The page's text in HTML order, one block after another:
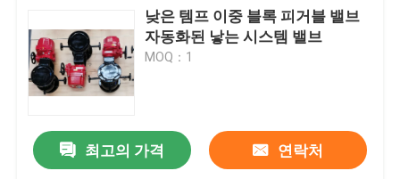
낮은 템프 이중 블록 피거블 밸브
자동화된 낳는 시스템 밸브
MOQ：1
최고의 가격 연락처